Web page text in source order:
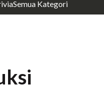
Semua Kategori